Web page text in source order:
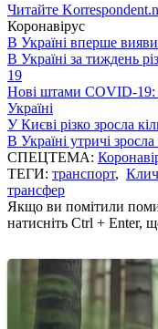
Читайте
Коронавірус
В Україні вперше
В Україні за тиждень
19
Нові штами COVID-19:
Україні
У Києві різко зросла
В Україні утричі
СПЕЦТЕМА:
ТЕГИ: транспорт,
трансфер
Якщо ви помітили
натисніть Ctrl + Enter,